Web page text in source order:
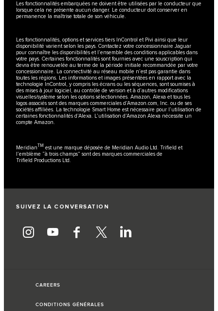
Les fonctionnalités embarquées ne doivent être utilisées par le conducteur que
lorsque cela ne présente aucun danger. Le conducteur doit conserver en
permanence la maîtrise totale de son véhicule.
Les fonctionnalités, options et services tiers InControl et Pivi ainsi que leur
disponibilité varient selon les pays. Contactez votre concessionnaire Jaguar
pour connaître les disponibilités et l’ensemble des conditions applicables dans
votre pays. Certaines fonctionnalités sont fournies avec une souscription qui
devra être renouvelée au terme de la période initiale recommandée par votre
concessionnaire. La connectivité au réseau mobile n’est pas garantie dans
toutes les régions. Les informations et images présentées en rapport avec la
technologie InControl, y compris les écrans ou les séquences, sont soumises à
des mises à jour logiciel, au contrôle de version et à d’autres modifications
visuelles/système selon les options sélectionnées. Amazon, Alexa et tous les
logos associés sont des marques commerciales d’Amazon.com, Inc. ou de ses
sociétés affiliées. La technologie Smart Home est nécessaire pour l’utilisation de
certaines fonctionnalités d’Alexa. L’utilisation d’Amazon Alexa nécessite un
compte Amazon.
Meridian TM est une marque déposée de Meridian Audio Ltd. Trifield et
l’emblème “à trois champs” sont des marques commerciales de
Trifield Productions Ltd.
SUIVEZ LA CONVERSATION
CAREERS
CONDITIONS GÉNÉRALES